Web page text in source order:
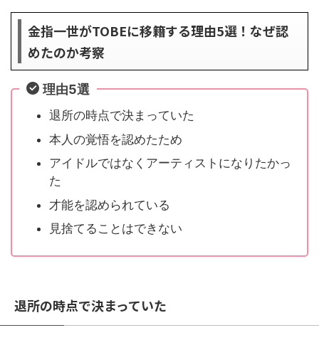
金指一世がTOBEに移籍する理由5選！なぜ認
めたのか考察
理由5選
退所の時点で決まっていた
本人の覚悟を認めたため
アイドルではなくアーティストになりたかっ
た
才能を認められている
見捨てることはできない
退所の時点で決まっていた